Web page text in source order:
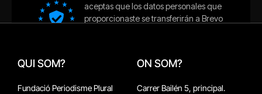
QUI SOM?
Fundació Periodisme Plural
ON SOM?
Carrer Bailén 5, principal.